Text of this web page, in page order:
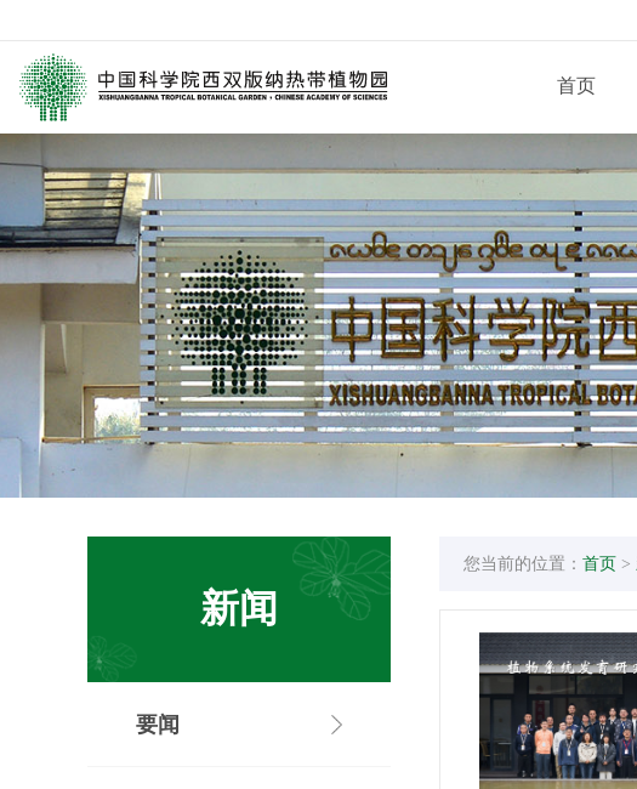
首页
媒体关注 科研进展
园林消息 科普报道
旅游信息 通知公告
历任领导 党委
学术委员会 学位
西园历史 形象
数字园区
业务机构
新闻
要闻
您当前的位置： 首页 >